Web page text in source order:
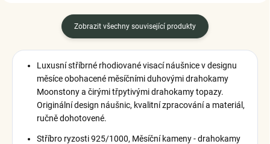
Zobrazit všechny související produkty
Luxusní stříbrné rhodiované visací náušnice v designu
měsíce obohacené měsíčními duhovými drahokamy
Moonstony a čirými třpytivými drahokamy topazy.
Originální design náušnic, kvalitní zpracování a materiál,
ručně dohotovené.
Stříbro ryzosti 925/1000, Měsíční kameny - drahokamy